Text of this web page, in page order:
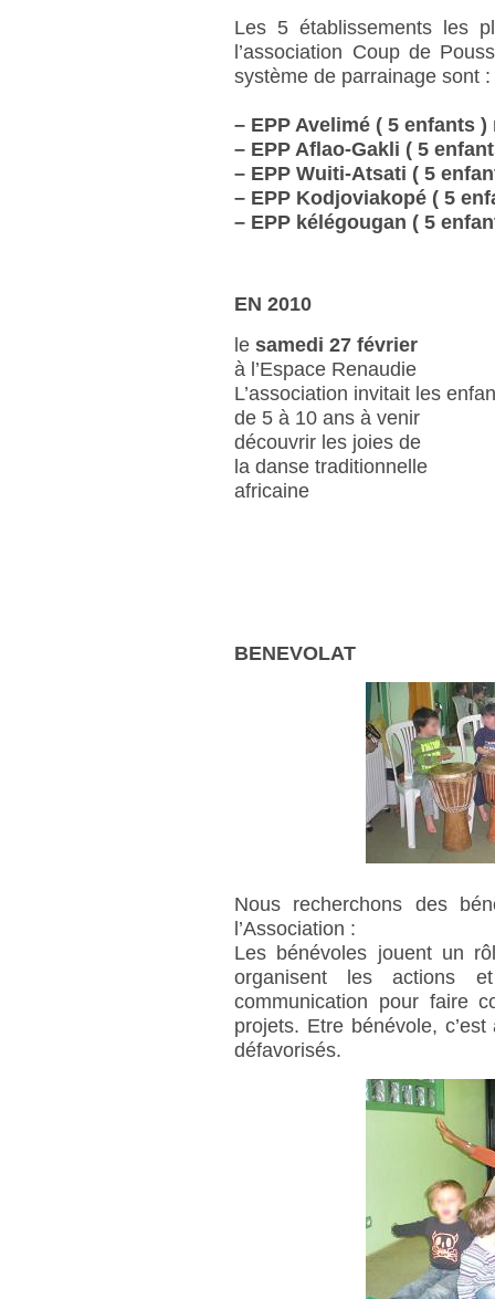
Les 5 établissements les
l’association Coup de
système de parrainage sont :
– EPP Avelimé ( 5 enfants )
– EPP Aflao-Gakli ( 5
– EPP Wuiti-Atsati ( 5
– EPP Kodjoviakopé ( 5
– EPP kélégougan ( 5
EN 2010
lesamedi 27 février
à l’Espace Renaudie
L’association invitait les
de 5 à 10 ans à venir
découvrir les joies de
la danse traditionnelle
africaine
BENEVOLAT
Nous recherchons des
l’Association :
Les bénévoles jouent un
organisent les actions
communication pour faire
projets. Etre bénévole,
défavorisés.